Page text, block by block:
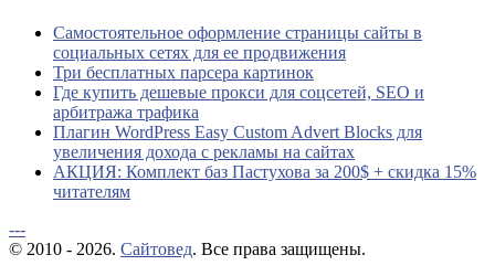
Самостоятельное оформление страницы сайты в
социальных сетях для ее продвижения
Три бесплатных парсера картинок
Где купить дешевые прокси для соцсетей, SEO и
арбитража трафика
Плагин WordPress Easy Custom Advert Blocks для
увеличения дохода с рекламы на сайтах
АКЦИЯ: Комплект баз Пастухова за 200$ + скидка 15%
читателям
---
© 2010 - 2026. Сайтовед. Все права защищены.